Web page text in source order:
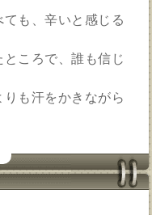
も、辛いと感じる
ころで、誰も信じ
も汗をかきながら